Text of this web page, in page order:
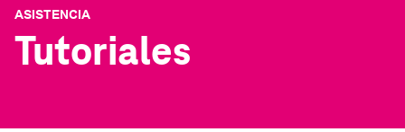
ASISTENCIA
Tutoriales